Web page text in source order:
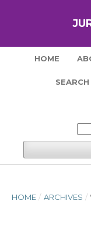
HOME
SEARCH
HOME / ARCHIVES /